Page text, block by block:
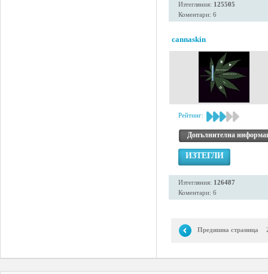
Изтегляния: 125505
Коментари: 6
cannaskin
Рейтинг:
Допълнителна
ИЗТЕГЛИ
Изтегляния: 126487
Коментари: 6
Предишна страница